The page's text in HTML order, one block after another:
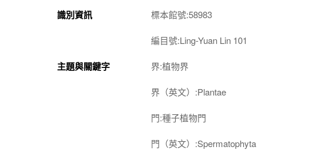
識別資訊 標本館號:58983
編目號:Ling-Yuan Lin 101
主題與關鍵字 界:植物界
界（英文）:Plantae
門:種子植物門
門（英文）:Spermatophyta